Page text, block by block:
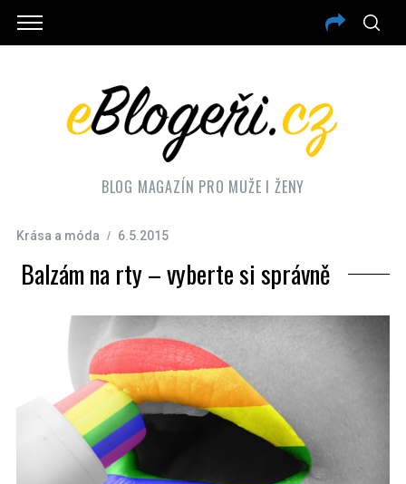
BLOG MAGAZÍN PRO MUŽE I ŽENY
Krása a móda 6.5.2015
Balzám na rty – vyberte si správně